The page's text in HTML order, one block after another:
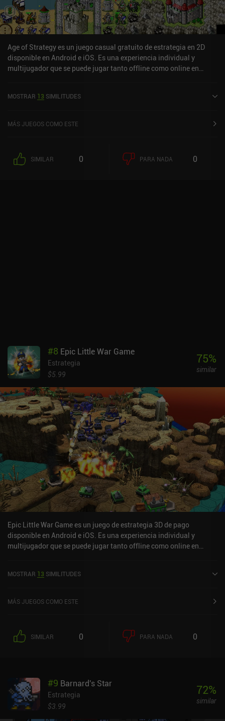
Age of Strategy es un juego casual gratuito de estrategia en 2D
disponible en Android e iOS. Es una experiencia individual y
multijugador que se puede jugar tanto offline como online en
2013 y tiene una valoración actual de 4,6 sobre 5,0 en Google Play
MOSTRAR 13 SIMILITUDES
MÁS JUEGOS COMO ESTE
SIMILAR 0 PARA NADA 0
#8 Epic Little War Game
Estrategia
$5.99
75%
similar
Epic Little War Game es un juego de estrategia 3D de pago
disponible en Android e iOS. Es una experiencia individual y
multijugador que se puede jugar tanto offline como online en
sobre 5,0 en la App Store de iOS.
MOSTRAR 13 SIMILITUDES
MÁS JUEGOS COMO ESTE
SIMILAR 0 PARA NADA 0
#9 Barnard's Star
Estrategia
$3.99
72%
similar